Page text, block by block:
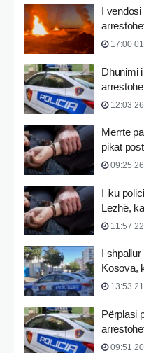
I
17:00
Dhunimi
12:03
Merrte
pikat
09:25
I iku
Lezhë,
11:57
I
Kosova,
13:53
Përplasi
09:51